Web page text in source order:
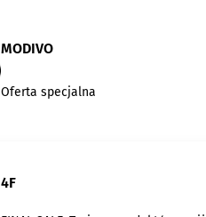
MODIVO
Oferta specjalna
4F